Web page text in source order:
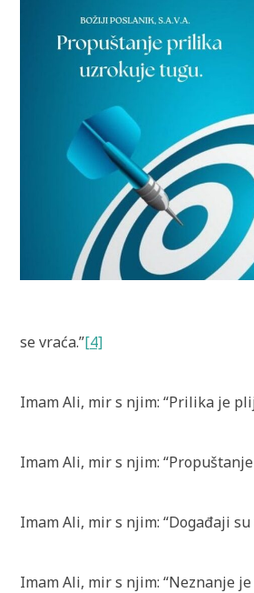
se vraća.”[4]
Imam Ali, mir s njim: “Prilika je
Imam Ali, mir s njim:
Imam Ali, mir s njim: “Događaji
Imam Ali, mir s njim: “Neznanje